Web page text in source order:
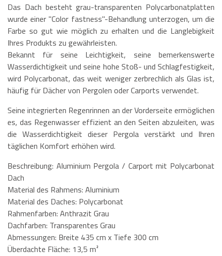
Das Dach besteht grau-transparenten Polycarbonatplatten
wurde einer "Color fastness"-Behandlung unterzogen, um die
Farbe so gut wie möglich zu erhalten und die Langlebigkeit
Ihres Produkts zu gewährleisten.
Bekannt für seine Leichtigkeit, seine bemerkenswerte
Wasserdichtigkeit und seine hohe Stoß- und Schlagfestigkeit,
wird Polycarbonat, das weit weniger zerbrechlich als Glas ist,
häufig für Dächer von Pergolen oder Carports verwendet.
Seine integrierten Regenrinnen an der Vorderseite ermöglichen
es, das Regenwasser effizient an den Seiten abzuleiten, was
die Wasserdichtigkeit dieser Pergola verstärkt und Ihren
täglichen Komfort erhöhen wird.
Beschreibung: Aluminium Pergola / Carport mit Polycarbonat
Dach
Material des Rahmens: Aluminium
Material des Daches: Polycarbonat
Rahmenfarben: Anthrazit Grau
Dachfarben: Transparentes Grau
Abmessungen: Breite 435 cm x Tiefe 300 cm
Überdachte Fläche: 13,5 m²